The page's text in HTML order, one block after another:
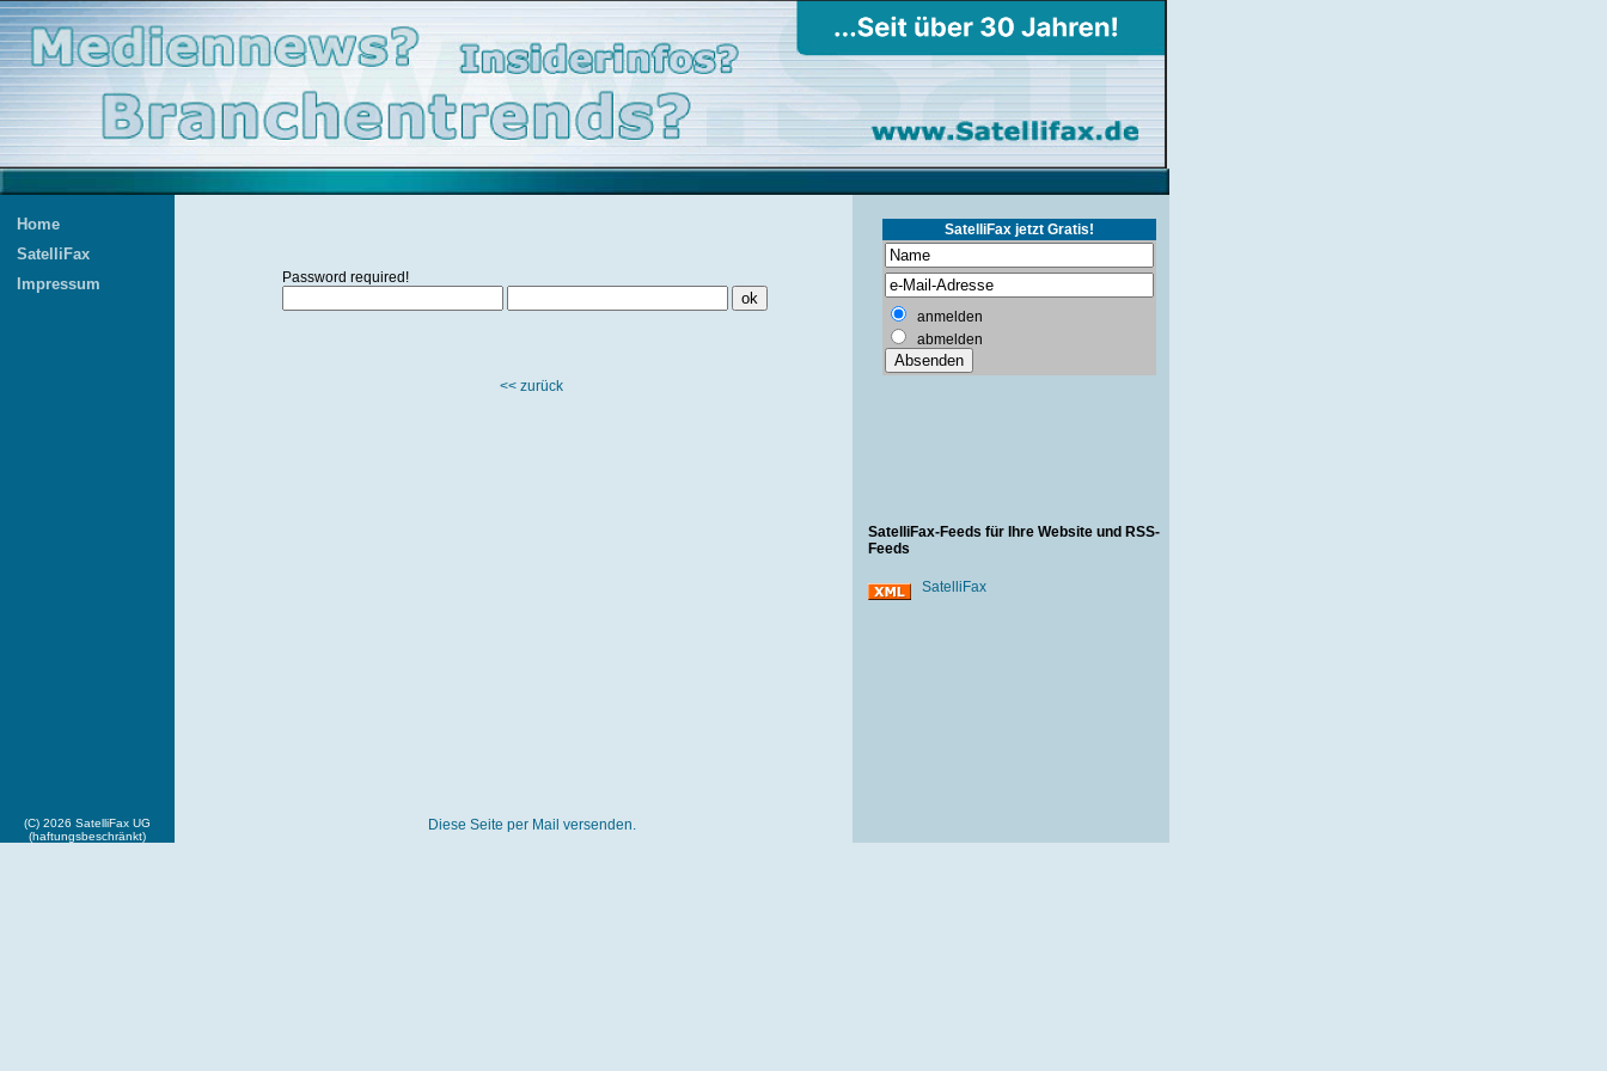
Home
SatelliFax
Impressum
Password required!
<< zurück
SatelliFax jetzt Gratis!
anmelden
abmelden
SatelliFax-Feeds für Ihre Website und RSS-
Feeds
SatelliFax
(C) 2026 SatelliFax UG
(haftungsbeschränkt)
Diese Seite per Mail versenden.